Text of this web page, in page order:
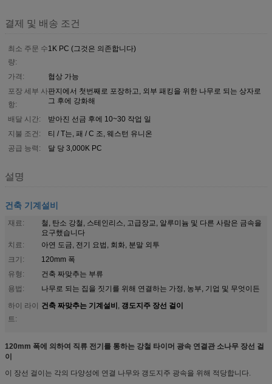
결제 및 배송 조건
최소 주문 수
량:
1K PC (그것은 의존합니다)
가격:
협상 가능
포장 세부 사
항:
판지에서 첫번째로 포장하고, 외부 패킹을 위한 나무로 되는 상자로
그 후에 강화해
배달 시간:
받아진 선금 후에 10~30 작업 일
지불 조건:
티 / T는, 패 / C 조, 웨스턴 유니온
공급 능력:
달 당 3,000K PC
설명
건축 기계설비
재료:
철, 탄소 강철, 스테인리스, 고급장교, 알루미늄 및 다른 사람은 금속을
요구했습니다
치료:
아연 도금, 전기 요법, 회화, 분말 외투
크기:
120mm 폭
유형:
건축 짜맞추는 부류
용법:
나무로 되는 집을 짓기를 위해 연결하는 가정, 농부, 기업 및 무엇이든
하이 라이
트:
건축 짜맞추는 기계설비, 갱도지주 장선 걸이
120mm 폭에 의하여 직류 전기를 통하는 강철 타이머 광속 연결관 소나무 장선 걸
이
이 장선 걸이는 각의 다양성에 연결 나무와 갱도지주 광속을 위해 적당합니다.